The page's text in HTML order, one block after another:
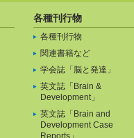
各種刊行物
各種刊行物
関連書籍など
学会誌「脳と発達」
英文誌「Brain &
Development」
英文誌「Brain and
Development Case
Reports」